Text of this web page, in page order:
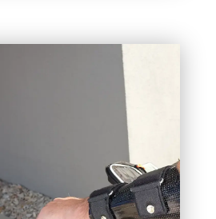
OBERARM-ORTHESEN
Ausfälle der Muskulaturen
Unterarm zwingen Betroffene
Hobbies aufzugeben. Mit Hilfe
Orthesen, die zum Beispiel
werden können, geben wir
ein Stück Lebensqualität zurück.